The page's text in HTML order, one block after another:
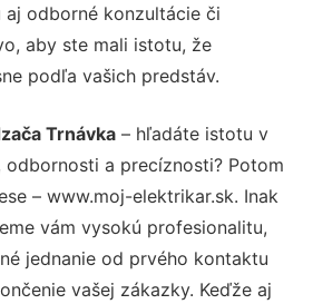
aj odborné konzultácie či
aby ste mali istotu, že
podľa vašich predstáv.
Trnávka – hľadáte istotu v
odbornosti a precíznosti? Potom
– www.moj-elektrikar.sk. Inak
vám vysokú profesionalitu,
jednanie od prvého kontaktu
vašej zákazky. Keďže aj